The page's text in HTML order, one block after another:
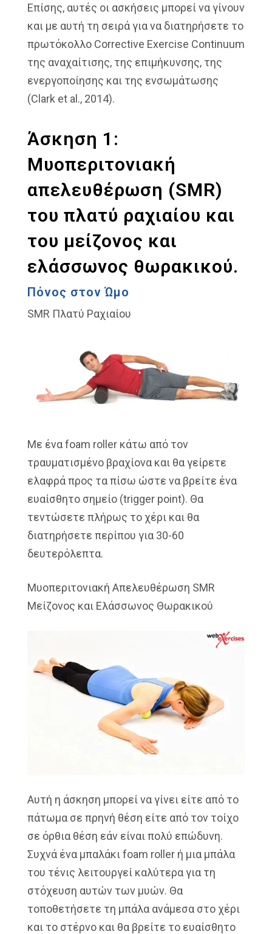
Επίσης, αυτές οι ασκήσεις μπορεί να γίνουν
και με αυτή τη σειρά για να διατηρήσετε το
πρωτόκολλο Corrective Exercise Continuum
της αναχαίτισης, της επιμήκυνσης, της
ενεργοποίησης και της ενσωμάτωσης
(Clark et al., 2014).
Άσκηση 1:
Μυοπεριτονιακή
απελευθέρωση (SMR)
του πλατύ ραχιαίου και
του μείζονος και
ελάσσωνος θωρακικού.
Πόνος στον Ώμο
SMR Πλατύ Ραχιαίου
Με ένα foam roller κάτω από τον
τραυματισμένο βραχίονα και θα γείρετε
ελαφρά προς τα πίσω ώστε να βρείτε ένα
ευαίσθητο σημείο (trigger point). Θα
τεντώσετε πλήρως το χέρι και θα
διατηρήσετε περίπου για 30-60
δευτερόλεπτα.
Μυοπεριτονιακή Απελευθέρωση SMR
Μείζονος και Ελάσσωνος Θωρακικού
Αυτή η άσκηση μπορεί να γίνει είτε από το
πάτωμα σε πρηνή θέση είτε από τον τοίχο
σε όρθια θέση εάν είναι πολύ επώδυνη.
Συχνά ένα μπαλάκι foam roller ή μια μπάλα
του τένις λειτουργεί καλύτερα για τη
στόχευση αυτών των μυών. Θα
τοποθετήσετε τη μπάλα ανάμεσα στο χέρι
και το στέρνο και θα βρείτε το ευαίσθητο